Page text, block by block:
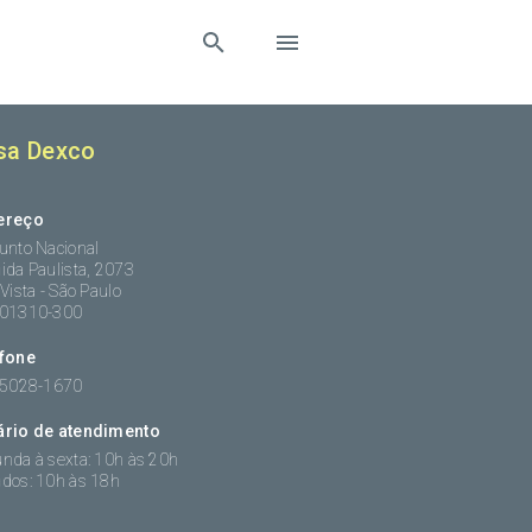
Dexco
Nacional
Paulista, 2073
- São Paulo
300
1670
de atendimento
à sexta: 10h às 20h
10h às 18h